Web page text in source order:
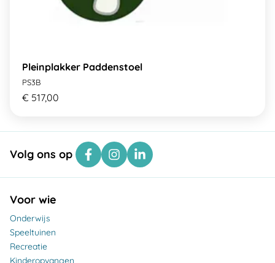
Pleinplakker Paddenstoel
PS3B
€ 517,00
Volg ons op
Voor wie
Onderwijs
Speeltuinen
Recreatie
Kinderopvangen